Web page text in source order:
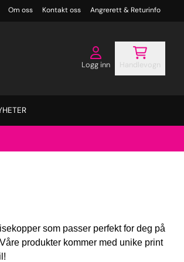
Om oss Kontakt oss Angrerett & Returinfo
Logg inn Handlevogn
som passer perfekt for deg på
produkter kommer med unike print